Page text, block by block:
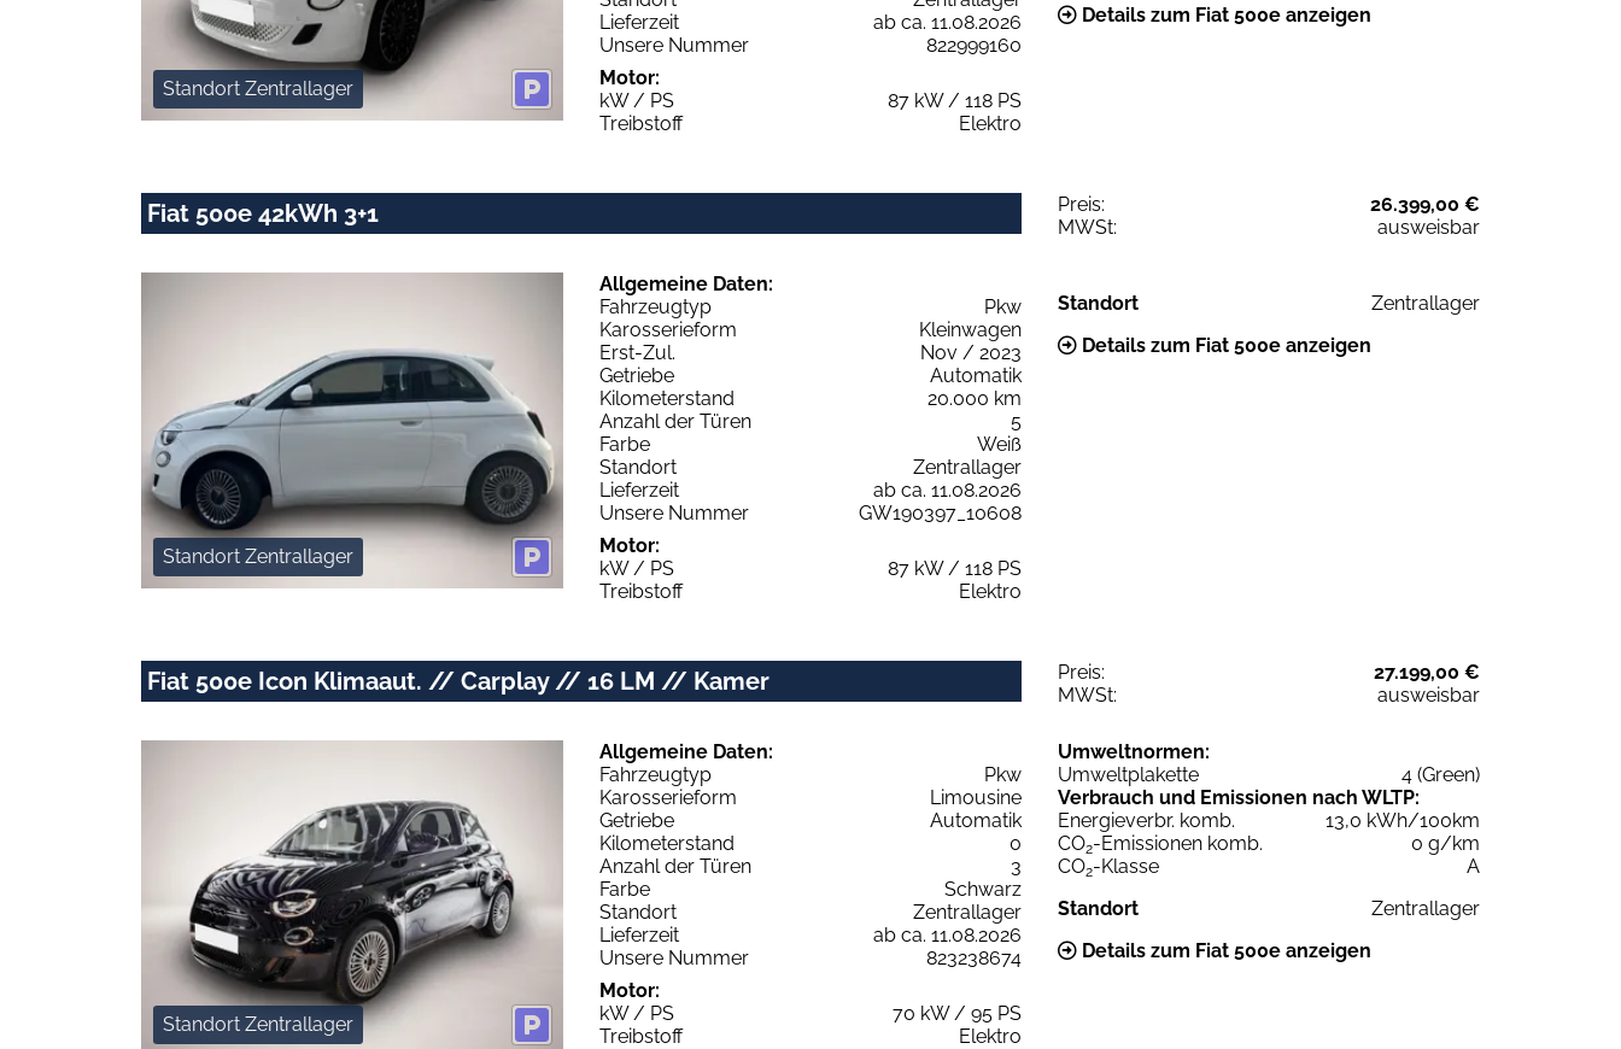
Standort Zentrallager
Lieferzeit
ab ca. 11.08.2026
Unsere Nummer
822999160
Motor:
kW / PS
87 kW / 118 PS
Treibstoff
Elektro
Details zum Fiat 500e anzeigen
Fiat 500e 42kWh 3+1 Preis:
26.399,00 €
MWSt:
ausweisbar
Standort Zentrallager
Allgemeine Daten:
Fahrzeugtyp
Pkw
Karosserieform
Kleinwagen
Erst-Zul.
Nov / 2023
Getriebe
Automatik
Kilometerstand
20.000 km
Anzahl der Türen
5
Farbe
Weiß
Standort
Zentrallager
Lieferzeit
ab ca. 11.08.2026
Unsere Nummer
GW190397_10608
Motor:
kW / PS
87 kW / 118 PS
Treibstoff
Elektro
Standort
Zentrallager
Details zum Fiat 500e anzeigen
Fiat 500e Icon Klimaaut. // Carplay // 16 LM // Kamer Preis:
27.199,00 €
MWSt:
ausweisbar
Standort Zentrallager
Allgemeine Daten:
Fahrzeugtyp
Pkw
Karosserieform
Limousine
Getriebe
Automatik
Kilometerstand
0
Anzahl der Türen
3
Farbe
Schwarz
Standort
Zentrallager
Lieferzeit
ab ca. 11.08.2026
Unsere Nummer
823238674
Motor:
kW / PS
70 kW / 95 PS
Treibstoff
Elektro
Umweltnormen:
Umweltplakette
4 (Green)
Verbrauch und Emissionen nach WLTP:
Energieverbr. komb.
13,0 kWh/100km
CO2-Emissionen komb.
0 g/km
CO2-Klasse
A
Standort
Zentrallager
Details zum Fiat 500e anzeigen